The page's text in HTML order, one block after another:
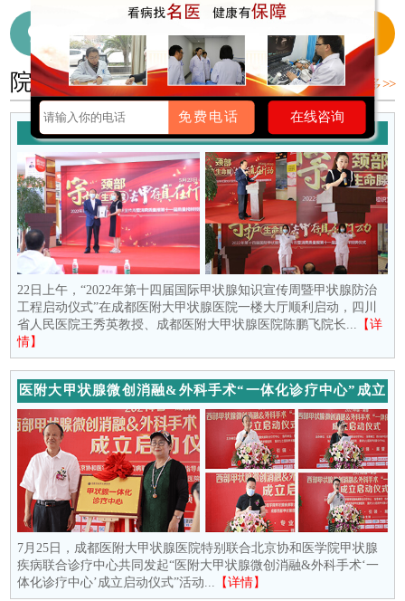
在线咨询医生 028-65718655
院内新闻 更多 >>
守护颈部生命腺 去“甲”存真在行动
22日上午，“2022年第十四届国际甲状腺知识宣传周暨甲状腺防治
工程启动仪式”在成都医附大甲状腺医院一楼大厅顺利启动，四川
省人民医院王秀英教授、成都医附大甲状腺医院陈鹏飞院长...
【详
情】
医附大甲状腺微创消融&外科手术“一体化诊疗中心”成立
7月25日，成都医附大甲状腺医院特别联合北京协和医学院甲状腺
疾病联合诊疗中心共同发起“医附大甲状腺微创消融&外科手术‘一
体化诊疗中心’成立启动仪式”活动...
【详情】
免费电话 在线咨询